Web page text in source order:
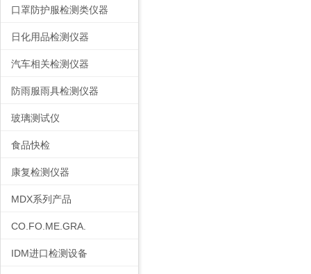
口罩防护服检测类仪器
日化用品检测仪器
汽车相关检测仪器
防雨服雨具检测仪器
玻璃测试仪
食品快检
康复检测仪器
MDX系列产品
CO.FO.ME.GRA.
IDM进口检测设备